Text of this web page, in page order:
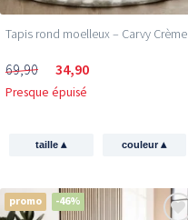
Tapis rond moelleux – Carvy Crème
69,90 34,90
Presque épuisé
taille▴ couleur▴
promo -46%